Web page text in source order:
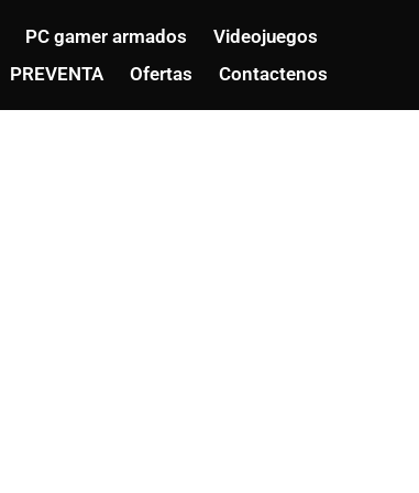
PC gamer armados
Videojuegos
PREVENTA Ofertas Contactenos